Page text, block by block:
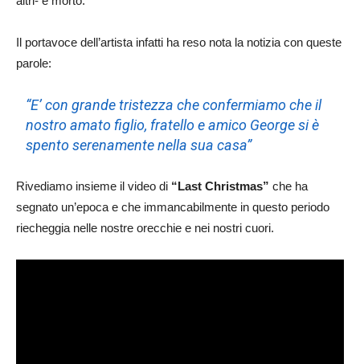
Il portavoce dell’artista infatti ha reso nota la notizia con queste
parole:
“Eʼ con grande tristezza che confermiamo che il
nostro amato figlio, fratello e amico George si è
spento serenamente nella sua casa”
Rivediamo insieme il video di “Last Christmas” che ha
segnato un’epoca e che immancabilmente in questo periodo
riecheggia nelle nostre orecchie e nei nostri cuori.